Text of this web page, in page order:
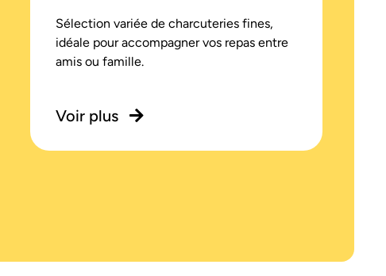
Sélection variée de charcuteries fines,
idéale pour accompagner vos repas entre
amis ou famille.
Voir plus